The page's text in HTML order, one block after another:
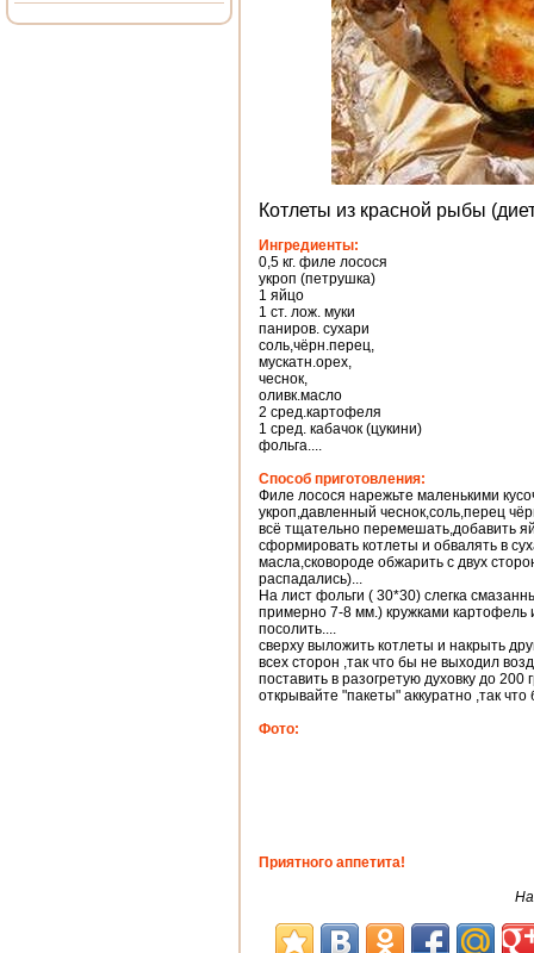
Котлеты из красной рыбы
Ингредиенты:
0,5 кг. филе лосося
укроп (петрушка)
1 яйцо
1 ст. лож. муки
паниров. сухари
соль,чёрн.перец,
мускатн.орех,
чеснок,
оливк.масло
2 сред.картофеля
1 сред. кабачок (цукини)
фольга....
Способ приготовления:
Филе лосося нарежьте маленькими
укроп,давленный чеснок,соль,перец
всё тщательно перемешать,добавить
сформировать котлеты и обвалять в
масла,сковороде обжарить с двух
распадались)...
На лист фольги ( 30*30) слегка
примерно 7-8 мм.) кружками картофель
посолить....
сверху выложить котлеты и накрыть
всех сторон ,так что бы не выходил
поставить в разогретую духовку до 200
открывайте "пакеты" аккуратно ,так
Фото:
Приятного аппетита!